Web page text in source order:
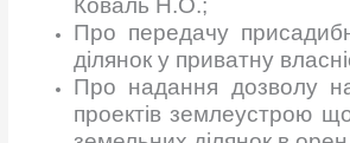
Коваль Н.О.;
Про передачу
ділянок у приватну
Про надання дозволу
проектів землеустрою